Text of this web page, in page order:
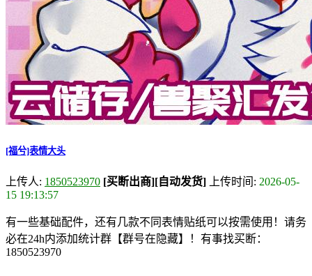
[福兮]表情大头
上传人: 1850523970 [买断出商][自动发货] 上传时间: 2026-05-
15 19:13:57
有一些基础配件，还有几款不同表情贴纸可以按需使用！请务
必在24h内添加统计群【群号在隐藏】！有事找买断：
1850523970